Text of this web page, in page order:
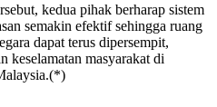
kedua pihak berharap sistem
semakin efektif sehingga ruang
dapat terus dipersempit,
keselamatan masyarakat di